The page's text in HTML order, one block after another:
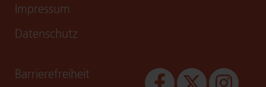
Impressum
Datenschutz
Bar­rie­re­frei­heit